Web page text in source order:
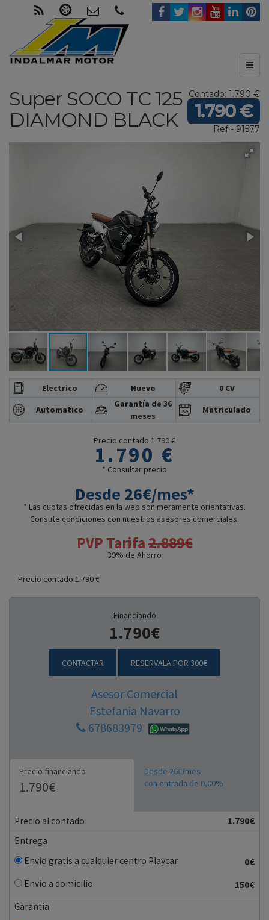
Contado: 1.790 €
1.790 €
Ref - 91577
Super SOCO TC 125
DIAMOND BLACK
Electrico Nuevo
0 CV
Automatico
Garantía de 36
meses
Matriculado
Precio contado 1.790 €
1.790 €
* Consultar precio
Desde 26€/mes*
* Las cuotas ofrecidas en la web son meramente orientativas.
Consute condiciones con nuestros asesores comerciales.
PVP Tarifa2.889€
39% de Ahorro
Precio contado 1.790 €
Financiando
1.790€
CONTACTAR RESERVALA POR 300€
Asesor Comercial
Estefania Navarro
678683979
Precio financiando
1.790€
Desde 26€/mes
con entrada de 0,00%
Precio al contado
1.790€
Entrega
Envio gratis a cualquier centro Playcar
0€
Envio a domicilio
150€
Garantia